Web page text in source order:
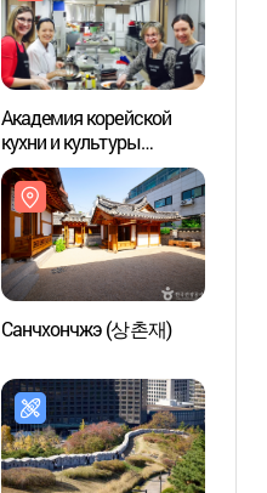
Академия корейской
кухни и культуры
(푸드앤컬쳐 아카데미)
Санчхончжэ (상촌재)